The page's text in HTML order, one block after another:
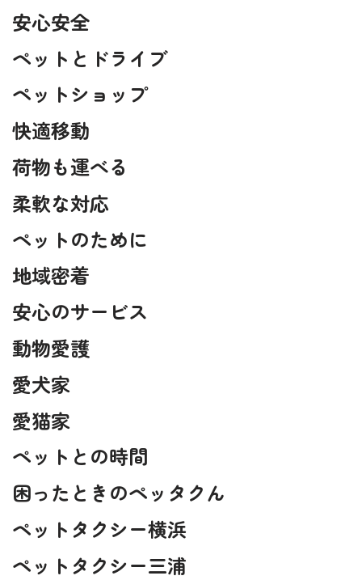
安心安全
ペットとドライブ
ペットショップ
快適移動
荷物も運べる
柔軟な対応
ペットのために
地域密着
安心のサービス
動物愛護
愛犬家
愛猫家
ペットとの時間
困ったときのペッタクん
ペットタクシー横浜
ペットタクシー三浦